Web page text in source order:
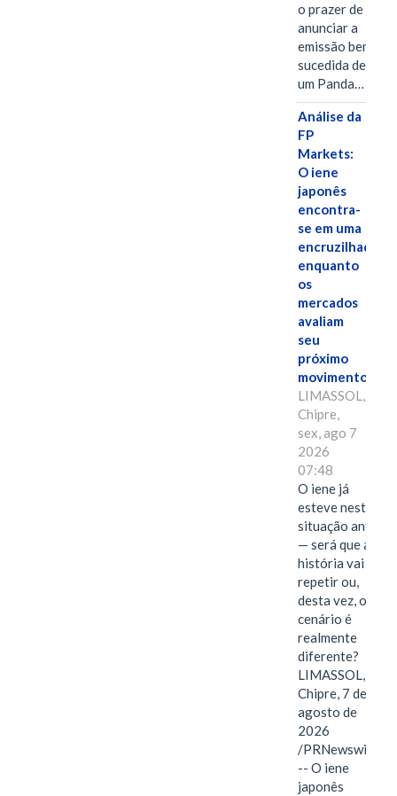
o prazer de
anunciar a
emissão bem-
sucedida de
um Panda…
Análise da
FP
Markets:
O iene
japonês
encontra-
se em uma
encruzilhada
enquanto
os
mercados
avaliam
seu
próximo
movimento.
LIMASSOL,
Chipre,
sex, ago 7
2026
07:48
O iene já
esteve nesta
situação antes
— será que a
história vai se
repetir ou,
desta vez, o
cenário é
realmente
diferente?
LIMASSOL,
Chipre, 7 de
agosto de
2026
/PRNewswire/
-- O iene
japonês